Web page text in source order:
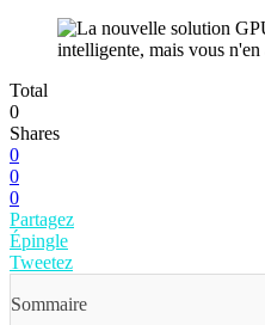
Total
0
Shares
0
0
0
Partagez
Épingle
Tweetez
Sommaire